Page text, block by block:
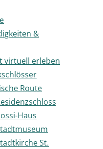
&
virtuell erleben
Route
Haus
St.